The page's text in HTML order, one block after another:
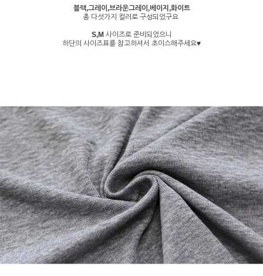
블랙,그레이,브라운그레이,베이지,화이트
총 다섯가지 컬러로 구성되었구요
S,M 사이즈로 준비되었으니
하단의 사이즈표를 참고하셔서 초이스해주세요♥